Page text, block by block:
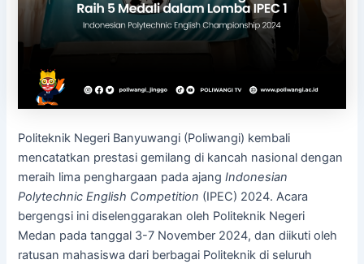
Politeknik Negeri Banyuwangi (Poliwangi) kembali
mencatatkan prestasi gemilang di kancah nasional dengan
meraih lima penghargaan pada ajangIndonesian
Polytechnic English Competition (IPEC) 2024. Acara
bergengsi ini diselenggarakan oleh Politeknik Negeri
Medan pada tanggal 3-7 November 2024, dan diikuti oleh
ratusan mahasiswa dari berbagai Politeknik di seluruh